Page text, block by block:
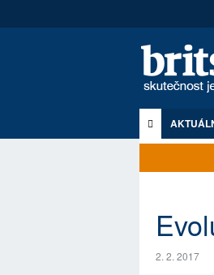
2. 2. 2017